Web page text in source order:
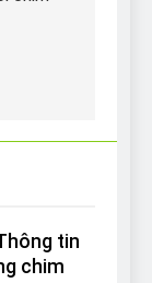
tin
chim